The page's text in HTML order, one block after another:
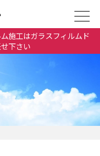
工はガラスフィルムド
下さい